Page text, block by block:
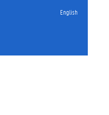
English